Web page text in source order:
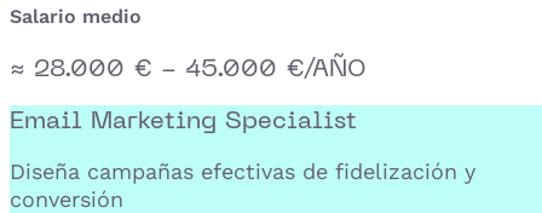
Salario medio
≈ 28.000 € - 45.000 €/AÑO
Email Marketing Specialist
Diseña campañas efectivas de fidelización y
conversión